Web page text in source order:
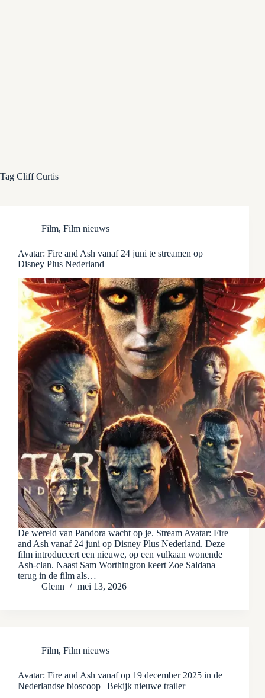
Tag Cliff Curtis
Film, Film nieuws
Avatar: Fire and Ash vanaf 24 juni te streamen op
Disney Plus Nederland
De wereld van Pandora wacht op je. Stream Avatar: Fire
and Ash vanaf 24 juni op Disney Plus Nederland. Deze
film introduceert een nieuwe, op een vulkaan wonende
Ash-clan. Naast Sam Worthington keert Zoe Saldana
terug in de film als…
Glenn
mei 13, 2026
Film, Film nieuws
Avatar: Fire and Ash vanaf op 19 december 2025 in de
Nederlandse bioscoop | Bekijk nieuwe trailer